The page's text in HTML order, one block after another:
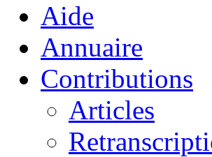
Aide
Annuaire
Contributions
Articles